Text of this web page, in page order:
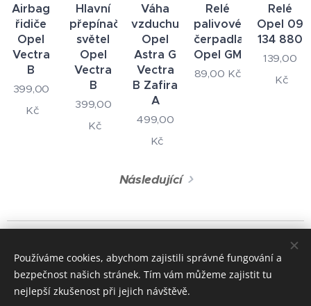
Airbag
řidiče
Opel
Vectra
B
399,00
Kč
Hlavní
přepínač
světel
Opel
Vectra
B
399,00
Kč
Váha
vzduchu
Opel
Astra G
Vectra
B Zafira
A
499,00
Kč
Relé
palivového
čerpadla
Opel GM
89,00 Kč
Relé
Opel 09
134 880
139,00
Kč
Následující
+420 722 195 264
Cookies
Používáme cookies, abychom zajistili správné fungování a
bezpečnost našich stránek. Tím vám můžeme zajistit tu
nejlepší zkušenost při jejich návštěvě.